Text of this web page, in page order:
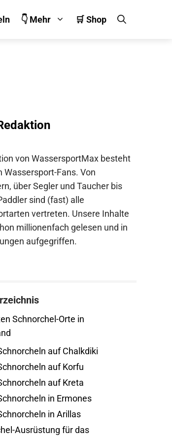
👇 Mehr 🛒 Shop
von WassersportMax besteht
Wassersport-Fans. Von
über Segler und Taucher bis
sind (fast) alle
vertreten. Unsere Inhalte
millionenfach gelesen und in
aufgegriffen.
Schnorchel-Orte in
auf Chalkdiki
auf Korfu
auf Kreta
in Ermones
in Arillas
Ausrüstung für das